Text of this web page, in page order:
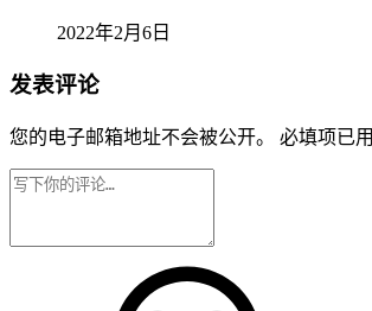
2022年2月6日
发表评论
您的电子邮箱地址不会被公开。 必填项已用